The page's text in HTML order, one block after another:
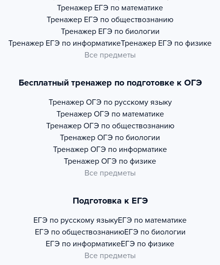
Тренажер ЕГЭ по математике
Тренажер ЕГЭ по обществознанию
Тренажер ЕГЭ по биологии
Тренажер ЕГЭ по информатикеТренажер ЕГЭ по физике
Все предметы
Бесплатный тренажер по подготовке к ОГЭ
Тренажер ОГЭ по русскому языку
Тренажер ОГЭ по математике
Тренажер ОГЭ по обществознанию
Тренажер ОГЭ по биологии
Тренажер ОГЭ по информатике
Тренажер ОГЭ по физике
Все предметы
Подготовка к ЕГЭ
ЕГЭ по русскому языкуЕГЭ по математике
ЕГЭ по обществознаниюЕГЭ по биологии
ЕГЭ по информатикеЕГЭ по физике
Все предметы